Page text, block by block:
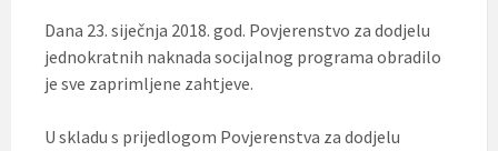
Dana 23. siječnja 2018. god. Povjerenstvo za dodjelu
jednokratnih naknada socijalnog programa obradilo
je sve zaprimljene zahtjeve.
U skladu s prijedlogom Povjerenstva za dodjelu